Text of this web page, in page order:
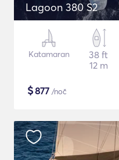
Lagoon 380 S2
Katamaran
38 ft
12 m
$877 /noč